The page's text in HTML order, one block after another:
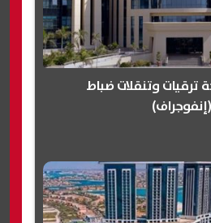
ترقيات وتنقلات ضباط